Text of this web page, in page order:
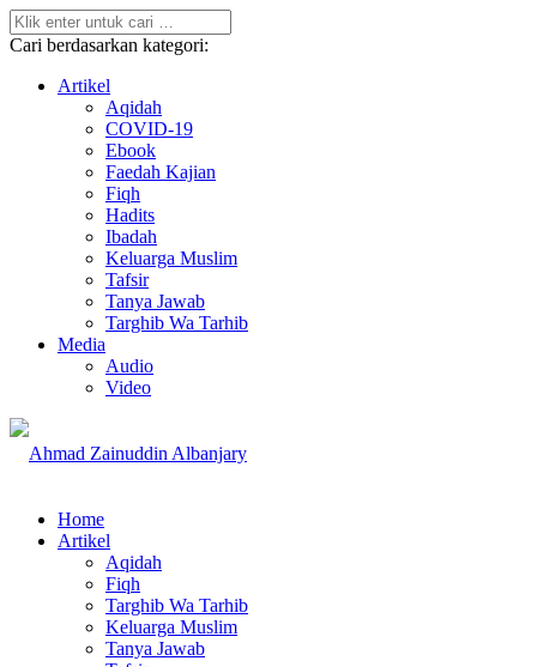
Cari berdasarkan kategori:
Artikel
Aqidah
COVID-19
Ebook
Faedah Kajian
Fiqh
Hadits
Ibadah
Keluarga Muslim
Tafsir
Tanya Jawab
Targhib Wa Tarhib
Media
Audio
Video
Home
Artikel
Aqidah
Fiqh
Targhib Wa Tarhib
Keluarga Muslim
Tanya Jawab